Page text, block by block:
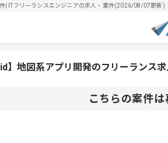
| ITフリーランスエンジニアの求人・案件(2026/08/07更新)
】地図系アプリ開発のフリーランス
こちらの案件